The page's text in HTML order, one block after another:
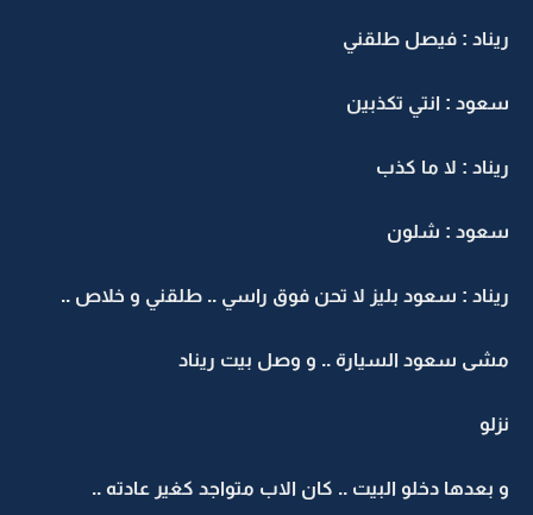
ريناد : فيصل طلقني
سعود : انتي تكذبين
ريناد : لا ما كذب
سعود : شلون
ريناد : سعود بليز لا تحن فوق راسي .. طلقني و خلاص ..
مشى سعود السيارة .. و وصل بيت ريناد
نزلو
و بعدها دخلو البيت .. كان الاب متواجد كغير عادته ..